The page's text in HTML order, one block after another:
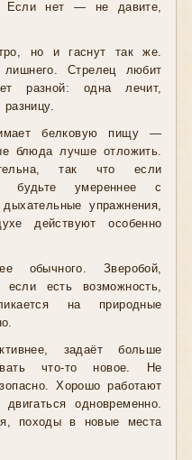
Если нет — не давите,
но и гаснут так же.
Стрелец любит
разной: одна лечит,
белковую пищу —
блюда лучше отложить.
так что если
будьте умереннее с
упражнения,
действуют особенно
обычного. Зверобой,
есть возможность,
на природные
задаёт больше
что-то новое. Не
Хорошо работают
одновременно.
походы в новые места